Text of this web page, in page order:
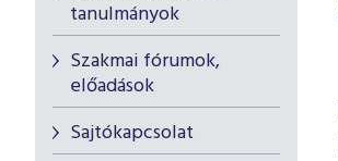
tanulmányok
Szakmai fórumok,
előadások
Sajtókapcsolat